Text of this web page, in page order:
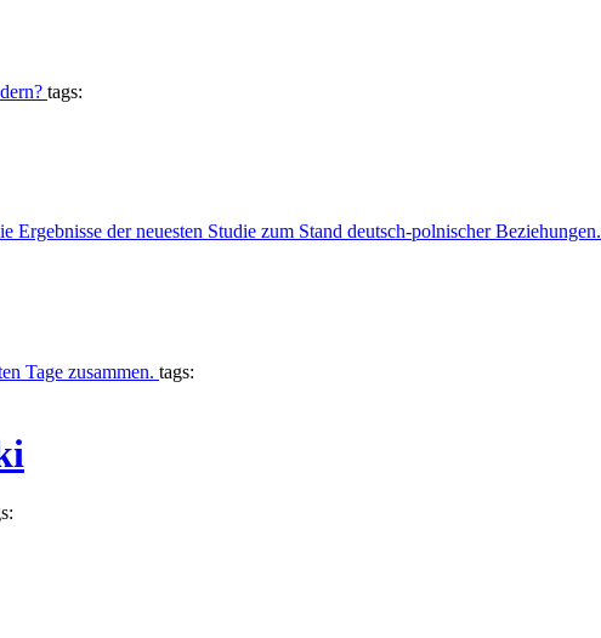
tags:
der neuesten Studie zum Stand deutsch-polnischer Beziehungen.
Tage zusammen. tags: